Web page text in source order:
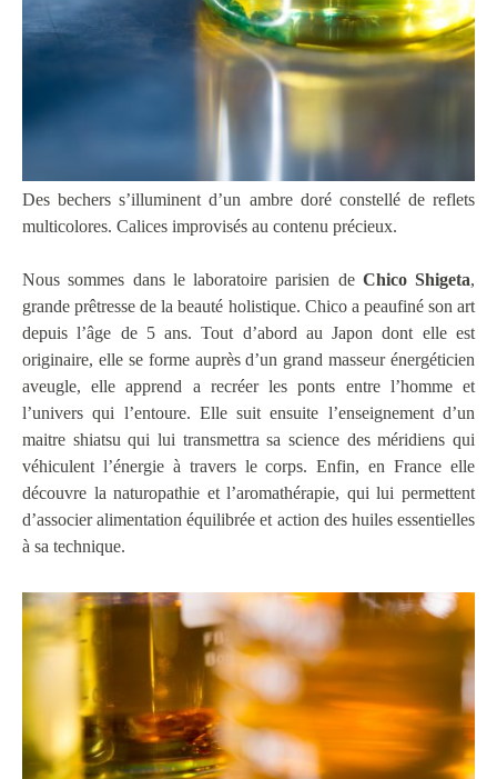
Des bechers s’illuminent d’un ambre doré constellé de reflets
multicolores. Calices improvisés au contenu précieux.
Nous sommes dans le laboratoire parisien de Chico Shigeta,
grande prêtresse de la beauté holistique. Chico a peaufiné son art
depuis l’âge de 5 ans. Tout d’abord au Japon dont elle est
originaire, elle se forme auprès d’un grand masseur énergéticien
aveugle, elle apprend a recréer les ponts entre l’homme et
l’univers qui l’entoure. Elle suit ensuite l’enseignement d’un
maitre shiatsu qui lui transmettra sa science des méridiens qui
véhiculent l’énergie à travers le corps. Enfin, en France elle
découvre la naturopathie et l’aromathérapie, qui lui permettent
d’associer alimentation équilibrée et action des huiles essentielles
à sa technique.